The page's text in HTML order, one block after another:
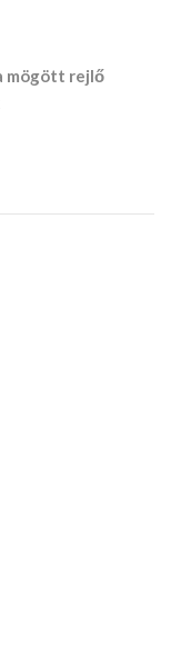
mögött rejlő